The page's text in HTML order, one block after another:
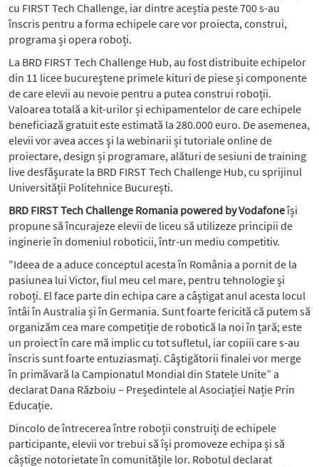
cu FIRST Tech Challenge, iar dintre aceștia peste 700 s-au
înscris pentru a forma echipele care vor proiecta, construi,
programa și opera roboți.
La BRD FIRST Tech Challenge Hub, au fost distribuite echipelor
din 11 licee bucureştene primele kituri de piese și componente
de care elevii au nevoie pentru a putea construi roboții.
Valoarea totală a kit-urilor și echipamentelor de care echipele
beneficiază gratuit este estimată la 280.000 euro. De asemenea,
elevii vor avea acces şi la webinarii și tutoriale online de
proiectare, design și programare, alături de sesiuni de training
live desfăşurate la BRD FIRST Tech Challenge Hub, cu sprijinul
Universității Politehnice București.
BRD FIRST Tech Challenge Romania powered by Vodafoneîși
propune să încurajeze elevii de liceu să utilizeze principii de
inginerie în domeniul roboticii, într-un mediu competitiv.
"Ideea de a aduce conceptul acesta în România a pornit de la
pasiunea lui Victor, fiul meu cel mare, pentru tehnologie și
roboți. El face parte din echipa care a câştigat anul acesta locul
întâi în Australia și în Germania. Sunt foarte fericită că putem să
organizăm cea mare competiție de robotică la noi în țară; este
un proiect în care mă implic cu tot sufletul, iar copiii care s-au
înscris sunt foarte entuziasmați. Câştigătorii finalei vor merge
în primăvară la Campionatul Mondial din Statele Unite” a
declarat Dana Războiu – Președintele al Asociației Nație Prin
Educație.
Dincolo de întrecerea între roboții construiți de echipele
participante, elevii vor trebui să își promoveze echipa și să
câștige notorietate în comunitățile lor. Robotul declarat